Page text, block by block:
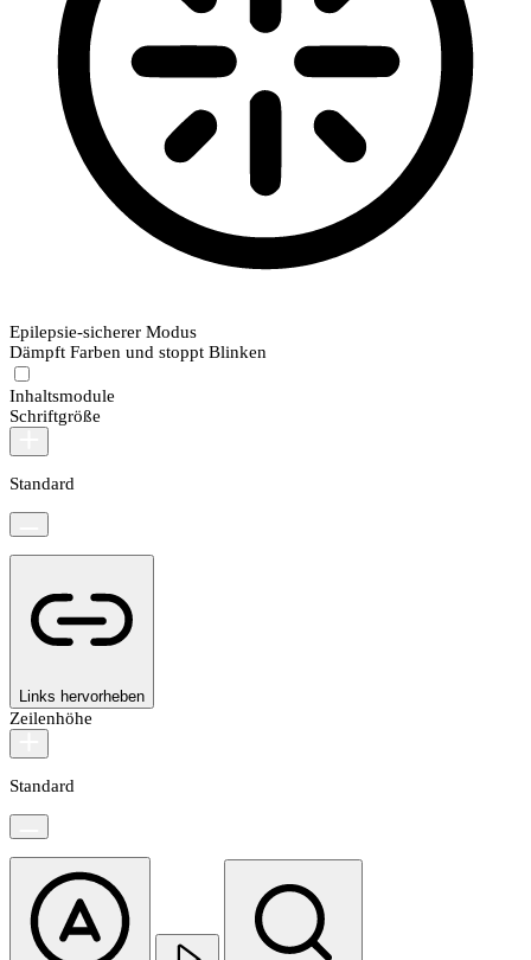
Epilepsie-sicherer Modus
Dämpft Farben und stoppt Blinken
Inhaltsmodule
Schriftgröße
Standard
Links hervorheben
Zeilenhöhe
Standard